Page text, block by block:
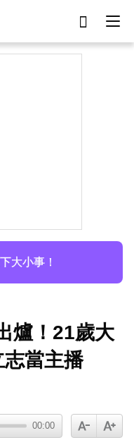
大小事！
爐！21歲大
志當主播
00:00